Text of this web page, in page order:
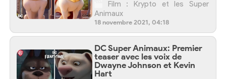
Film : Krypto et les Super
Animaux
18 novembre 2021, 04:18
DC Super Animaux: Premier
teaser avec les voix de
Dwayne Johnson et Kevin
Hart